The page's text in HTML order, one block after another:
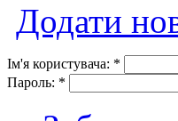
Додати
Ім'я користувача: *
Пароль: *